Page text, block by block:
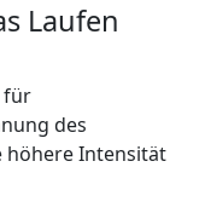
Laufen
für
des
höhere Intensität